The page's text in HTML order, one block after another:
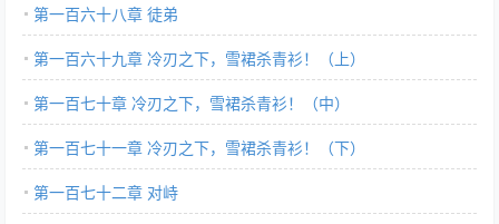
第一百六十八章 徒弟
第一百六十九章 冷刃之下，雪裙杀青衫！（上）
第一百七十章 冷刃之下，雪裙杀青衫！（中）
第一百七十一章 冷刃之下，雪裙杀青衫！（下）
第一百七十二章 对峙